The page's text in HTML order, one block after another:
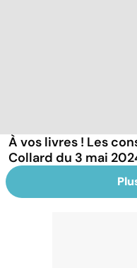
À vos livres ! Les
Collard du 3 mai